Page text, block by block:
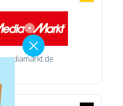
mediamarkt.de